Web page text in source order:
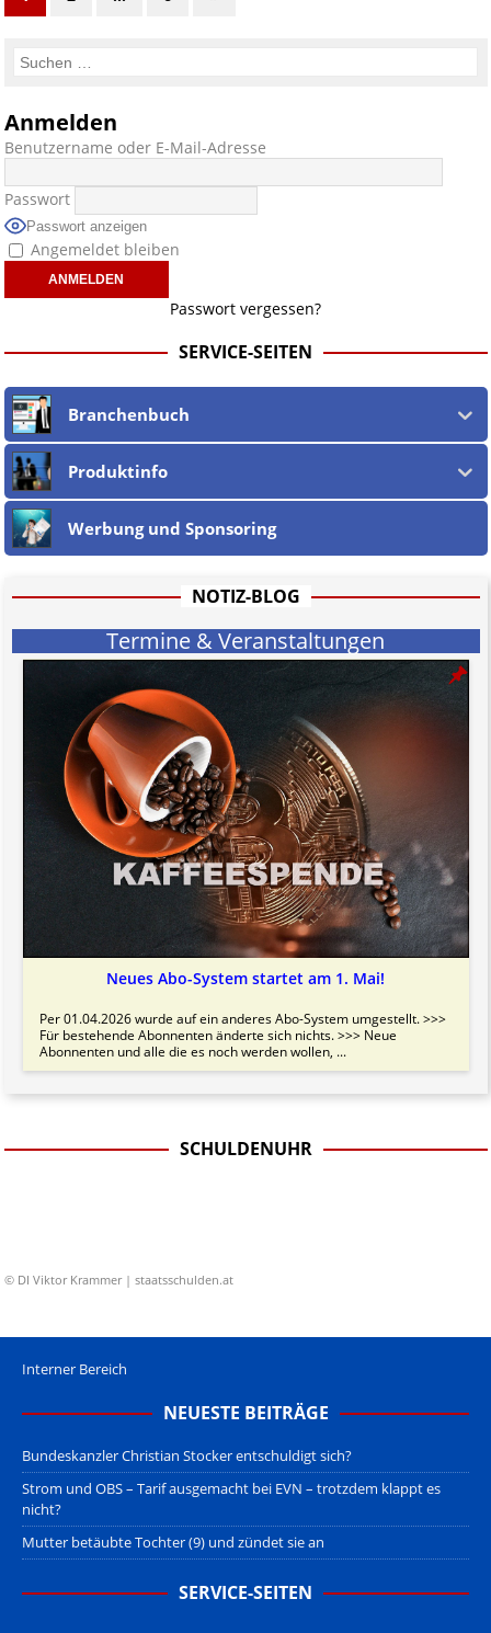
Anmelden
Benutzername oder E-Mail-Adresse
Passwort
Passwort anzeigen
Angemeldet bleiben
Passwort vergessen?
SERVICE-SEITEN
Branchenbuch
Produktinfo
Werbung und Sponsoring
NOTIZ-BLOG
Termine & Veranstaltungen
Neues Abo-System startet am 1. Mai!
Per 01.04.2026 wurde auf ein anderes Abo-System umgestellt. >>>
Für bestehende Abonnenten änderte sich nichts. >>> Neue
Abonnenten und alle die es noch werden wollen, ...
SCHULDENUHR
© DI Viktor Krammer | staatsschulden.at
Interner Bereich
NEUESTE BEITRÄGE
Bundeskanzler Christian Stocker entschuldigt sich?
Strom und OBS – Tarif ausgemacht bei EVN – trotzdem klappt es
nicht?
Mutter betäubte Tochter (9) und zündet sie an
SERVICE-SEITEN